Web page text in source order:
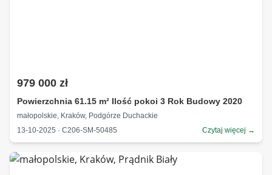
979 000 zł
Powierzchnia 61.15 m² Ilość pokoi 3 Rok Budowy 2020
małopolskie, Kraków, Podgórze Duchackie
13-10-2025 · C206-SM-50485
Czytaj więcej →